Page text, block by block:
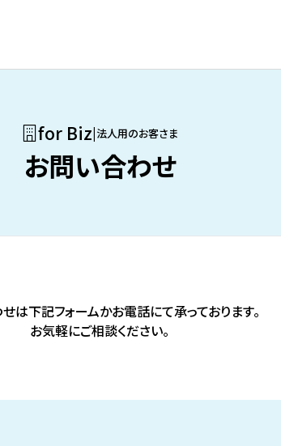
for Biz|法人用のお客さま
お問い合わせ
は下記フォームかお電話にて承っております。
お気軽にご相談ください。